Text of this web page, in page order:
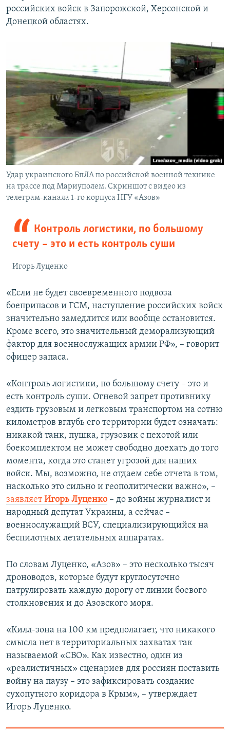
российских войск в Запорожской, Херсонской и
Донецкой областях.
Удар украинского БпЛА по российской военной технике
на трассе под Мариуполем. Скриншот с видео из
телеграм-канала 1-го корпуса НГУ «Азов»
Контроль логистики, по большому
счету – это и есть контроль суши
Игорь Луценко
«Если не будет своевременного подвоза
боеприпасов и ГСМ, наступление российских войск
значительно замедлится или вообще остановится.
Кроме всего, это значительный деморализующий
фактор для военнослужащих армии РФ», – говорит
офицер запаса.
«Контроль логистики, по большому счету – это и
есть контроль суши. Огневой запрет противнику
ездить грузовым и легковым транспортом на сотню
километров вглубь его территории будет означать:
никакой танк, пушка, грузовик с пехотой или
боекомплектом не может свободно доехать до того
момента, когда это станет угрозой для наших
войск. Мы, возможно, не отдаем себе отчета в том,
насколько это сильно и геополитически важно», –
заявляетИгорь Луценко – до войны журналист и
народный депутат Украины, а сейчас –
военнослужащий ВСУ, специализирующийся на
беспилотных летательных аппаратах.
По словам Луценко, «Азов» – это несколько тысяч
дроноводов, которые будут круглосуточно
патрулировать каждую дорогу от линии боевого
столкновения и до Азовского моря.
«Килл-зона на 100 км предполагает, что никакого
смысла нет в территориальных захватах так
называемой «СВО». Как известно, один из
«реалистичных» сценариев для россиян поставить
войну на паузу – это зафиксировать создание
сухопутного коридора в Крым», – утверждает
Игорь Луценко.